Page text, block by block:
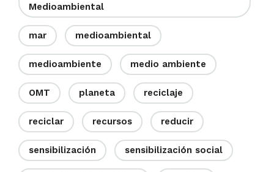
Medioambiental
mar medioambiental
medioambiente medio ambiente
OMT planeta reciclaje
reciclar recursos reducir
sensibilización sensibilización social